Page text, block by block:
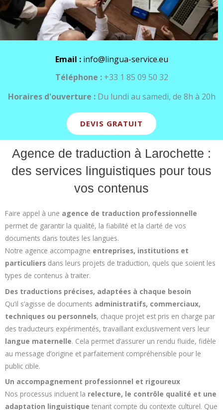
Email : info@lingua-service.eu
Téléphone :+33 1 85 09 50 32
Horaires d'ouverture : Du lundi au samedi, de 8h à 20h
DEVIS GRATUIT
Agence de traduction à Larochette :
des services linguistiques pour tous
vos contenus
Faire appel à une agence de traduction professionnelle
permet de garantir la qualité, la fiabilité et la clarté de vos
documents dans toutes les langues.
Notre agence accompagne entreprises, institutions et
particuliers dans leurs projets de traduction, quels que soient les
types de contenus à traiter.
Des traductions précises, adaptées à chaque besoin
Qu’il s’agisse de documents administratifs, commerciaux,
techniques ou personnels, chaque projet est pris en charge par
des traducteurs expérimentés, travaillant exclusivement vers leur
langue maternelle. Cela permet d’assurer un rendu fluide, fidèle
au message d’origine et parfaitement compréhensible pour le
public cible.
Un accompagnement professionnel et rigoureux
Nos processus incluent la relecture, le contrôle qualité et une
adaptation linguistique tenant compte du contexte culturel. Que